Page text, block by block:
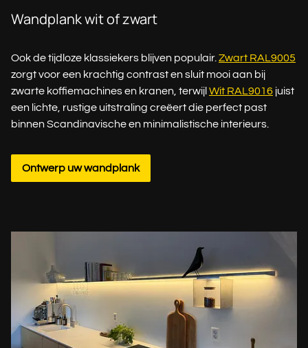
Wandplank wit of zwart
Ook de tijdloze klassiekers blijven populair. Zwart RAL9005
zorgt voor een krachtig contrast en sluit mooi aan bij
zwarte koffiemachines en kranen, terwijl Wit RAL9016 juist
een lichte, rustige uitstraling creëert die perfect past
binnen Scandinavische en minimalistische interieurs.
Ontwerp uw wandplank